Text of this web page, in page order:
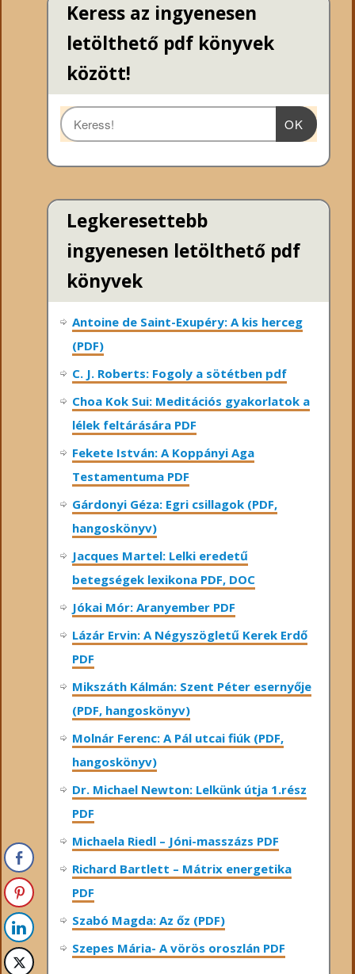
Keress az ingyenesen
letölthető pdf könyvek
között!
OK
Legkeresettebb
ingyenesen letölthető pdf
könyvek
Antoine de Saint-Exupéry: A kis herceg
(PDF)
C. J. Roberts: Fogoly a sötétben pdf
Choa Kok Sui: Meditációs gyakorlatok a
lélek feltárására PDF
Fekete István: A Koppányi Aga
Testamentuma PDF
Gárdonyi Géza: Egri csillagok (PDF,
hangoskönyv)
Jacques Martel: Lelki eredetű
betegségek lexikona PDF, DOC
Jókai Mór: Aranyember PDF
Lázár Ervin: A Négyszögletű Kerek Erdő
PDF
Mikszáth Kálmán: Szent Péter esernyője
(PDF, hangoskönyv)
Molnár Ferenc: A Pál utcai fiúk (PDF,
hangoskönyv)
Dr. Michael Newton: Lelkünk útja 1.rész
PDF
Michaela Riedl – Jóni-masszázs PDF
Richard Bartlett – Mátrix energetika
PDF
Szabó Magda: Az őz (PDF)
Szepes Mária- A vörös oroszlán PDF